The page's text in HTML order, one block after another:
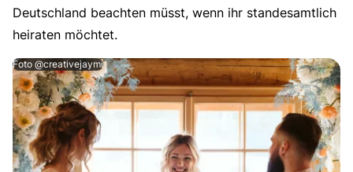
Deutschland beachten müsst, wenn ihr standesamtlich
heiraten möchtet.
Foto @creativejaymi